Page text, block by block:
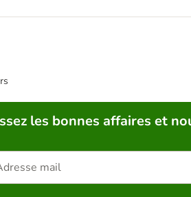
les bonnes affaires et